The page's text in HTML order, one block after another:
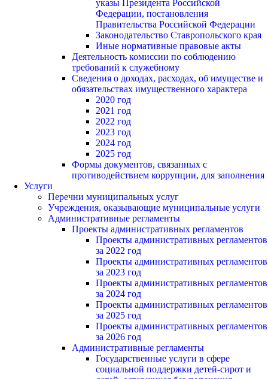
указы Президента Российской
Федерации, постановления
Правительства Российской Федерации
Законодательство Ставропольского края
Иные нормативные правовые акты
Деятельность комиссии по соблюдению
требований к служебному
Сведения о доходах, расходах, об имуществе и
обязательствах имущественного характера
2020 год
2021 год
2022 год
2023 год
2024 год
2025 год
Формы документов, связанных с
противодействием коррупции, для заполнения
Услуги
Перечни муниципальных услуг
Учреждения, оказывающие муниципальные услуги
Административные регламенты
Проекты административных регламентов
Проекты административных регламентов
за 2022 год
Проекты административных регламентов
за 2023 год
Проекты административных регламентов
за 2024 год
Проекты административных регламентов
за 2025 год
Проекты административных регламентов
за 2026 год
Административные регламенты
Государственные услуги в сфере
социальной поддержки детей-сирот и